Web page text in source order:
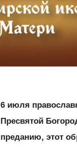
6 июля
Пресвятой
преданию, этот